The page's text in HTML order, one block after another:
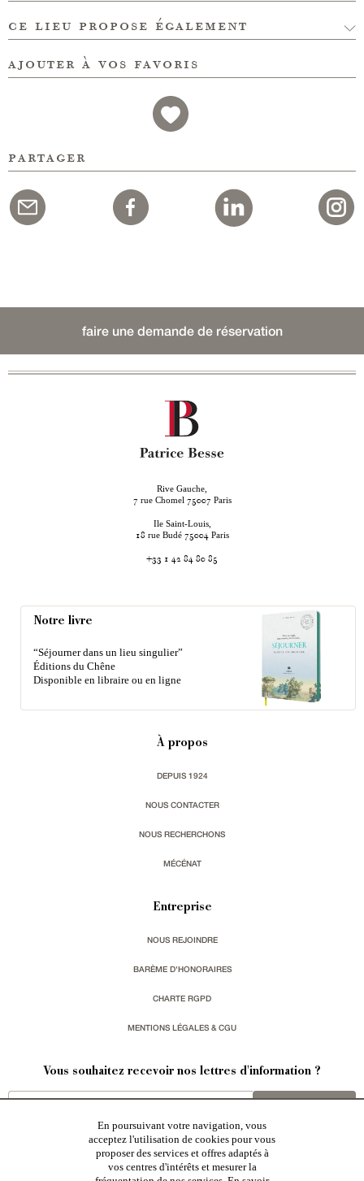
ce lieu propose également
ajouter à vos favoris
partager
faire une demande de réservation
Rive Gauche,
7 rue Chomel 75007 Paris
Ile Saint-Louis,
18 rue Budé 75004 Paris
+33 1 42 84 80 85
Notre livre
“Séjourner dans un lieu singulier”
Éditions du Chêne
Disponible en libraire ou en ligne
À propos
DEPUIS 1924
NOUS CONTACTER
NOUS RECHERCHONS
MÉCÉNAT
Entreprise
NOUS REJOINDRE
BARÈME D'HONORAIRES
CHARTE RGPD
MENTIONS LÉGALES & CGU
Vous souhaitez recevoir nos lettres d'information ?
En poursuivant votre navigation, vous
acceptez l'utilisation de cookies pour vous
proposer des services et offres adaptés à
vos centres d'intérêts et mesurer la